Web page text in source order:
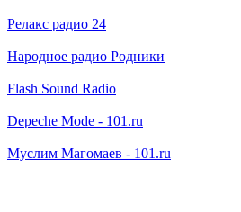
Релакс радио 24
Народное радио Родники
Flash Sound Radio
Depeche Mode - 101.ru
Муслим Магомаев - 101.ru